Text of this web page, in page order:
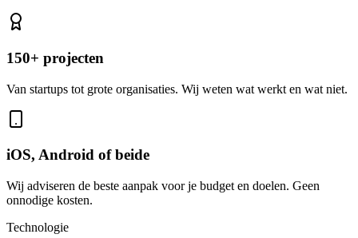
150+ projecten
Van startups tot grote organisaties. Wij weten wat werkt en wat niet.
iOS, Android of beide
Wij adviseren de beste aanpak voor je budget en doelen. Geen
onnodige kosten.
Technologie